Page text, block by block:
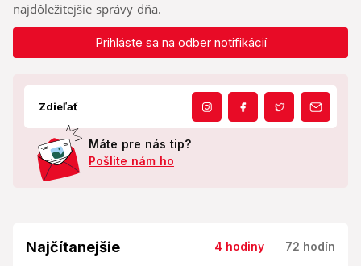
najdôležitejšie správy dňa.
Prihláste sa na odber notifikácií
Zdieľať
Máte pre nás tip?
Pošlite nám ho
Najčítanejšie 4 hodiny 72 hodín